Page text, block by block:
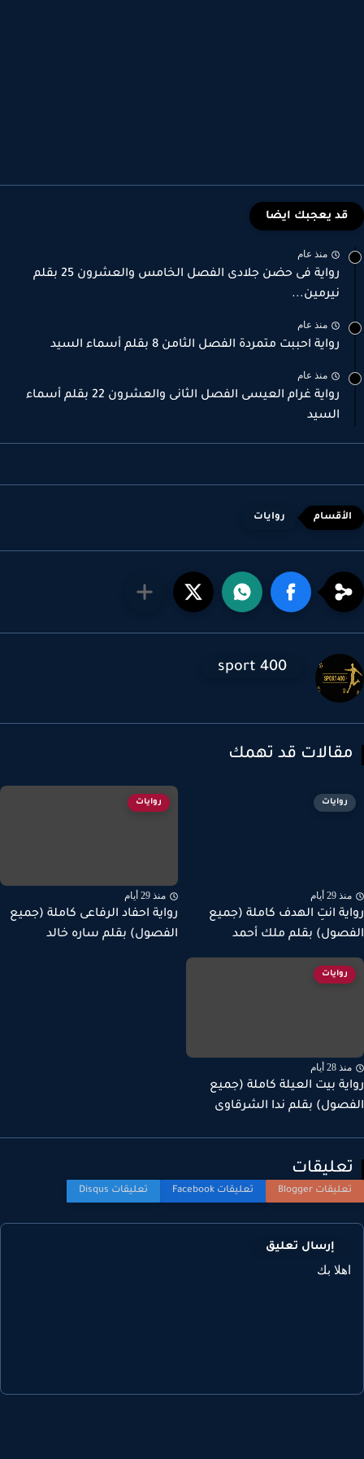
قد يعجبك ايضا
منذ عام
رواية فى حضن جلادى الفصل الخامس والعشرون 25 بقلم
نيرمين...
منذ عام
رواية احببت متمردة الفصل الثامن 8 بقلم أسماء السيد
منذ عام
رواية غرام العيسى الفصل الثانى والعشرون 22 بقلم أسماء
السيد
روايات
sport 400
قد تهمك
روايات
29 أيام
انتِ الهدف كاملة (جميع
بقلم ملك أحمد
روايات
منذ 29 أيام
رواية احفاد الرفاعى كاملة (جميع
الفصول) بقلم ساره خالد
روايات
28 أيام
بيت العيلة كاملة (جميع
بقلم ندا الشرقاوى
إرسال تعليق
بك